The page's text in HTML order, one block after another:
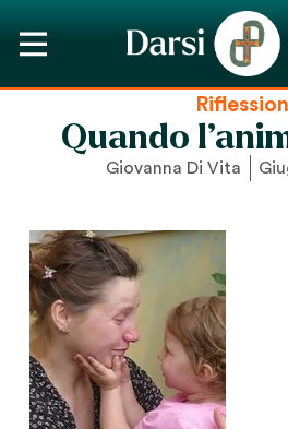
Quando
Giovanna Di Vita